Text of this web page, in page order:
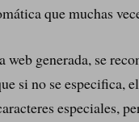
que muchas
web generada, se
si no se especifica,
especiales,